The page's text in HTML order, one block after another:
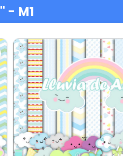
- خلفيات رقمية بتصميم رومانسي "مطر الحب" - M1